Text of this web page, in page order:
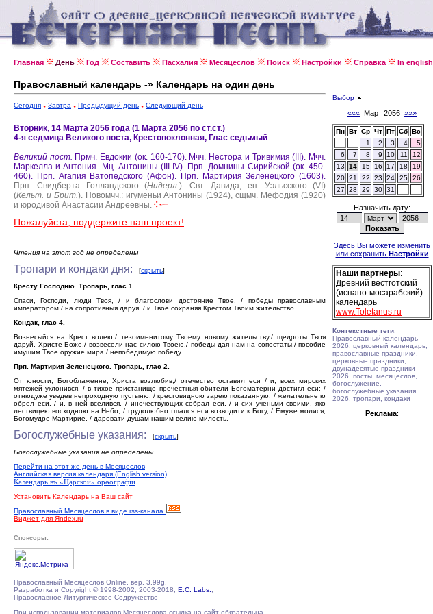
Главная День Год Составить Пасхалия Месяцеслов Поиск Настройки Справка In english
Православный календарь -» Календарь на один день
Сегодня Завтра Предыдущий день Следующий день
Вторник, 14 Марта 2056 года (1 Марта 2056 по ст.ст.)
4-я седмица Великого поста, Крестопоклонная, Глас седьмый
Великий пост. Прмч. Евдокии (ок. 160-170). Мчч. Нестора и Тривимия (III). Мчч.
Маркелла и Антония. Мц. Антонины (III-IV). Прп. Домнины Сирийской (ок. 450-
460). Прп. Агапия Ватопедского (Афон). Прп. Мартирия Зеленецкого (1603).
Прп. Свидберта Голландского (Нидерл.). Cвт. Давида, еп. Уэльсского (VI)
(Кельт. и Брит.). Новомчч.: игуменьи Антонины (1924), сщмч. Мефодия (1920)
и юродивой Анастасии Андреевны.
Пожалуйста, поддержите наш проект!
Чтения на этот год не определены
Тропари и кондаки дня: [скрыть]
Кресту Господню. Тропарь, глас 1.
Спаси, Господи, люди Твоя, / и благослови достояние Твое, / победы православным
императором / на сопротивныя даруя, / и Твое сохраняя Крестом Твоим жительство.
Кондак, глас 4.
Вознесыйся на Крест волею,/ тезоименитому Твоему новому жительству,/ щедроты Твоя
даруй, Христе Боже,/ возвесели нас силою Твоею,/ победы дая нам на сопостаты,/ пособие
имущим Твое оружие мира,/ непобедимую победу.
Прп. Мартирия Зеленецкого. Тропарь, глас 2.
От юности, Богоблаженне, Христа возлюбив,/ отечество оставил еси / и, всех мирских
мятежей уклонився, / в тихое пристанище пречестныя обители Богоматерни достигл еси: /
отнюдуже уведев непроходную пустыню, / крестовидною зарею показанную, / желательне ю
обрел еси, / и, в ней вселився, / иночествующих собрал еси, / и сих ученьми своими, яко
лествицею восходною на Небо, / трудолюбно тщался еси возводити к Богу, / Емуже молися,
Богомудре Мартирие, / даровати душам нашим велию милость.
Богослужебные указания: [скрыть]
Богослужебные указания не определены
Перейти на этот же день в Месяцеслов
Английская версия календаря (English version)
Календарь въ «Царской» орѳографiи
Установить Календарь на Ваш сайт
Православный Месяцеслов в виде rss-канала
Виджет для Яndex.ru
Выбор
««« Март 2056 »»»
Пн Вт Ср Чт Пт Сб Вс
1
2 3 4
5
6
7 8 9 10 11
12
13
14 15 16 17 18
19
20 21 22 23 24 25
26
27
28 29 30 31
Назначить дату:
Здесь Вы можете изменить
или сохранить Настройки
Наши партнеры:
Древний вестготский
(испано-мосарабский)
календарь
www.Toletanus.ru
Контекстные теги:
Православный календарь
2026, церковный календарь,
православные праздники,
церковные праздники,
двунадесятые праздники
2026, посты, месяцеслов,
богослужение,
богослужебные указания
2026, тропари, кондаки
Реклама:
Спонсоры:
Православный Месяцеслов Online, вер. 3.99g.
Разработка и Copyright © 1998-2002, 2003-2018, E.C. Labs.
Православное Литургическое Содружество
При использовании материалов Месяцеслова ссылка на сайт обязательна.